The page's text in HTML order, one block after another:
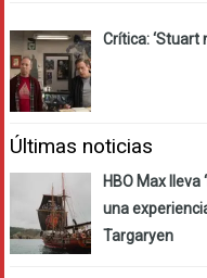
Crítica: ‘Stuart
Últimas noticias
HBO Max lleva
una
Targaryen